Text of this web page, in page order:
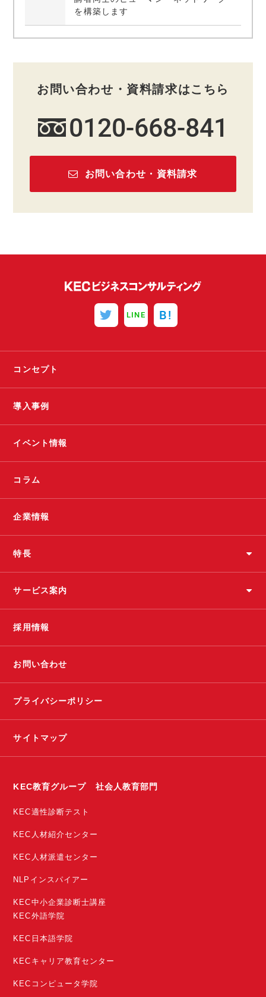
を構築します
お問い合わせ・資料請求はこちら
0120-668-841
お問い合わせ・資料請求
LINE B!
コンセプト
導入事例
イベント情報
コラム
企業情報
特長
サービス案内
採用情報
お問い合わせ
プライバシーポリシー
サイトマップ
KEC教育グループ 社会人教育部門
KEC適性診断テスト
KEC人材紹介センター
KEC人材派遣センター
NLPインスパイアー
KEC中小企業診断士講座
KEC外語学院
KEC日本語学院
KECキャリア教育センター
KECコンピュータ学院